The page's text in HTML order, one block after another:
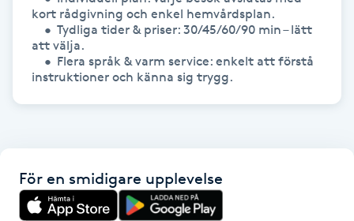
Hårbottenbehandling
Hårförlängning
Hårvård
Hälsprickor
kort rådgivning och enkel hemvårdsplan.
att välja.
instruktioner och känna sig trygg.
För en smidigare upplevelse